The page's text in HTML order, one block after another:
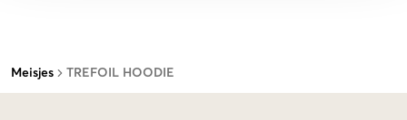
Meisjes TREFOIL HOODIE